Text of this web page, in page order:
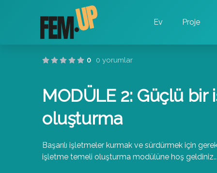
Ev Proje
0 0 yorumlar
MODÜLE 2: Güçlü
oluşturma
Başarılı işletmeler kurmak ve sürdürmek için
işletme temeli oluşturma modülüne hoş geldiniz.